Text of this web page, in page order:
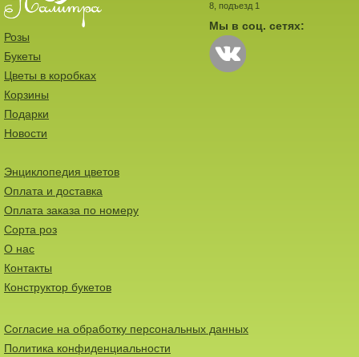
8, подъезд 1
Мы в соц. сетях:
Розы
Букеты
Цветы в коробках
Корзины
Подарки
Новости
Энциклопедия цветов
Оплата и доставка
Оплата заказа по номеру
Сорта роз
О нас
Контакты
Конструктор букетов
Согласие на обработку персональных данных
Политика конфиденциальности